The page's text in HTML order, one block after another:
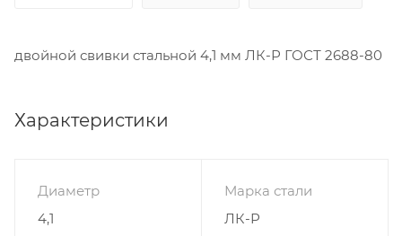
двойной свивки стальной 4,1 мм ЛК-Р ГОСТ 2688-80
Характеристики
Диаметр
4,1
Марка стали
ЛК-Р